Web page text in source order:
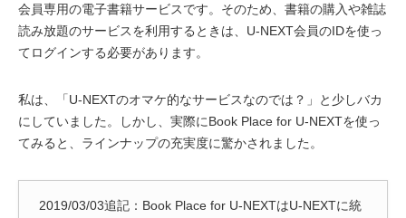
会員専用の電子書籍サービスです。そのため、書籍の購入や雑誌
読み放題のサービスを利用するときは、U-NEXT会員のIDを使っ
てログインする必要があります。
私は、「U-NEXTのオマケ的なサービスなのでは？」と少しバカ
にしていました。しかし、実際にBook Place for U-NEXTを使っ
てみると、ラインナップの充実度に驚かされました。
2019/03/03追記：Book Place for U-NEXTはU-NEXTに統